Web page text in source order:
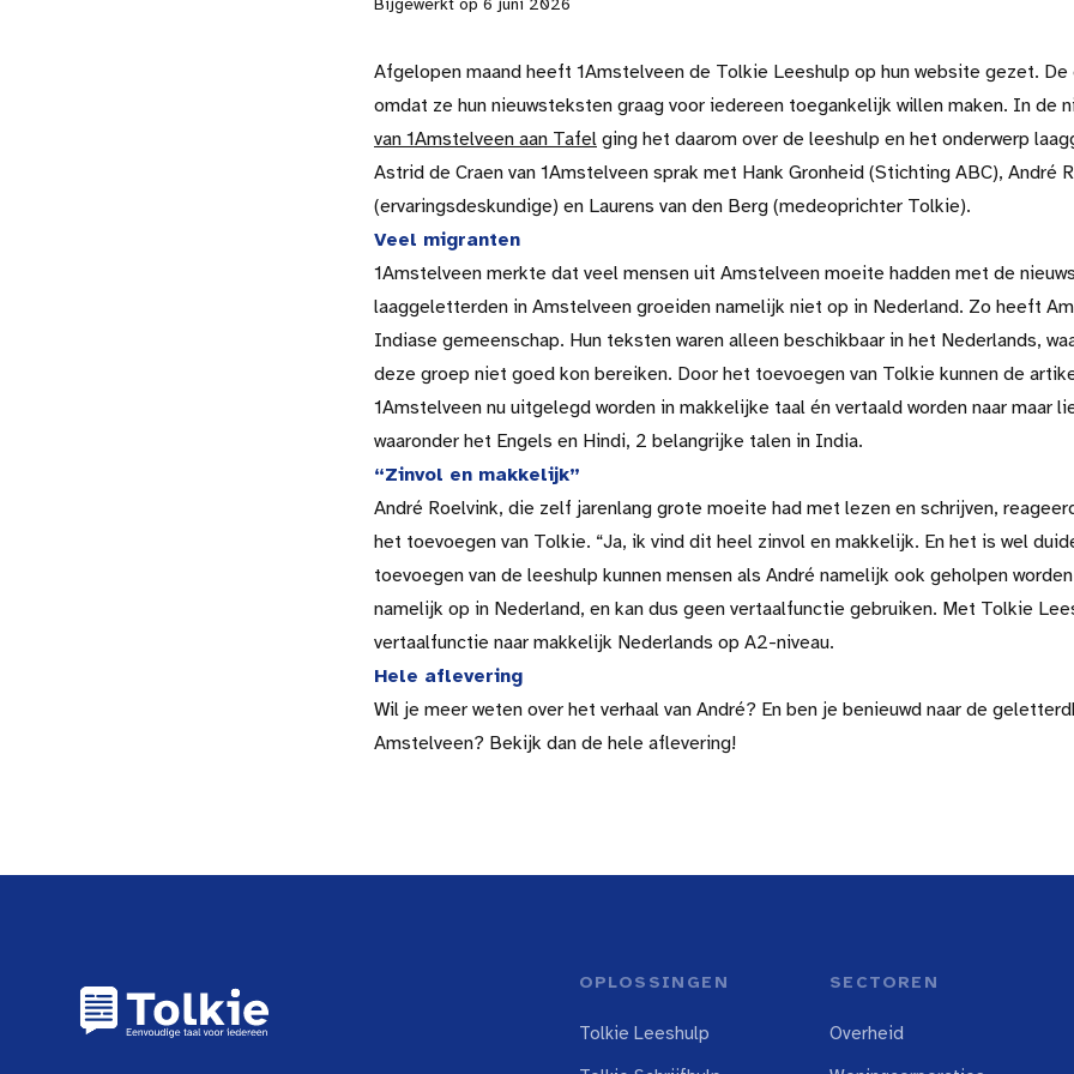
Bijgewerkt op 6 juni 2026
Afgelopen maand heeft 1Amstelveen de Tolkie Leeshulp op hun website gezet.
omdat ze hun nieuwsteksten graag voor iedereen toegankelijk willen maken. In de
van 1Amstelveen aan Tafel ging het daarom over de leeshulp en het onderwerp
Astrid de Craen van 1Amstelveen sprak met Hank Gronheid (Stichting ABC), André
(ervaringsdeskundige) en Laurens van den Berg (medeoprichter Tolkie).
Veel migranten
1Amstelveen merkte dat veel mensen uit Amstelveen moeite hadden met de
laaggeletterden in Amstelveen groeiden namelijk niet op in Nederland. Zo heeft
Indiase gemeenschap. Hun teksten waren alleen beschikbaar in het Nederlands,
deze groep niet goed kon bereiken. Door het toevoegen van Tolkie kunnen de
1Amstelveen nu uitgelegd worden in makkelijke taal én vertaald worden naar maar
waaronder het Engels en Hindi, 2 belangrijke talen in India.
“Zinvol en makkelijk”
André Roelvink, die zelf jarenlang grote moeite had met lezen en schrijven,
het toevoegen van Tolkie. “Ja, ik vind dit heel zinvol en makkelijk. En het is wel
toevoegen van de leeshulp kunnen mensen als André namelijk ook geholpen
namelijk op in Nederland, en kan dus geen vertaalfunctie gebruiken. Met Tolkie
vertaalfunctie naar makkelijk Nederlands op A2-niveau.
Hele aflevering
Wil je meer weten over het verhaal van André? En ben je benieuwd naar de
Amstelveen? Bekijk dan de hele aflevering!
OPLOSSINGEN
Tolkie Leeshulp
SECTOREN
Overheid